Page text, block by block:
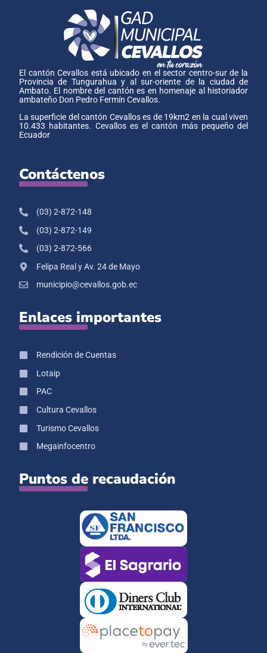
El cantón Cevallos está ubicado en el sector centro-sur de la
Provincia de Tungurahua y al sur-oriente de la ciudad de
Ambato. El nombre del cantón es en homenaje al historiador
ambateño Don Pedro Fermín Cevallos.
La superficie del cantón Cevallos es de 19km2 en la cual viven
10.433 habitantes. Cevallos es el cantón más pequeño del
Ecuador
Contáctenos
(03) 2-872-148
(03) 2-872-149
(03) 2-872-566
Felipa Real y Av. 24 de Mayo
municipio@cevallos.gob.ec
Enlaces importantes
Rendición de Cuentas
Lotaip
PAC
Cultura Cevallos
Turismo Cevallos
Megainfocentro
Puntos de recaudación